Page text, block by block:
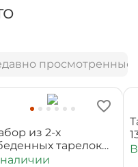
просмотренные
из 2-х
тарелок
см